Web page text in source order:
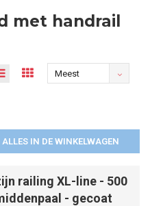
met handrail
Meest
ALLES IN DE WINKELWAGEN
railing XL-line - 500
- gecoat